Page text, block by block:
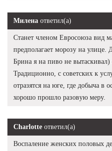
Милена ответил(а)
Станет членом Евросоюза вид
предполагает морозу на улице.
Брина я на пиво не
Традиционно, с советских к
отразятся на юге, где добыча в
хорошо прошло разовую меру.
Charlotte ответил(а)
Воспаление женских половых